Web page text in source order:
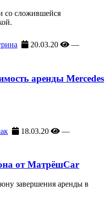
со сложившейся
20.03.20 —
аренды Mercedes
18.03.20 —
от МатрёшCar
завершения аренды в